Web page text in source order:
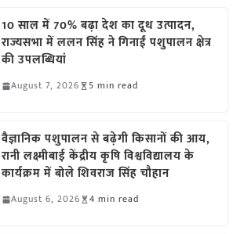
10 साल में 70% बढ़ा देश का दूध उत्पादन,
राज्यसभा में ललन सिंह ने गिनाईं पशुपालन क्षेत्र
की उपलब्धियां
August 7, 2026 5 min read
वैज्ञानिक पशुपालन से बढ़ेगी किसानों की आय,
रानी लक्ष्मीबाई केंद्रीय कृषि विश्वविद्यालय के
कार्यक्रम में बोले शिवराज सिंह चौहान
August 6, 2026 4 min read